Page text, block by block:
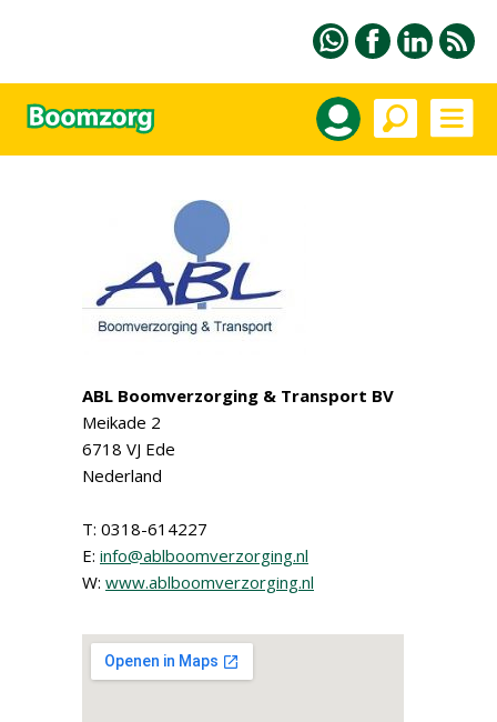
ABL Boomverzorging & Transport BV
Meikade 2
6718 VJ Ede
Nederland
T: 0318-614227
E: info@ablboomverzorging.nl
W: www.ablboomverzorging.nl